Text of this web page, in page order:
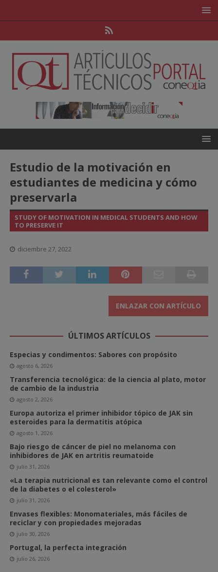
Estudio de la motivación en
estudiantes de medicina y cómo
preservarla
STUDY OF MOTIVATION IN MEDICAL STUDENTS AND HOW
TO PRESERVE IT
diciembre 27, 2022
ENLAZAR CON ARTÍCULO
ÚLTIMOS ARTÍCULOS
Especias y condimentos: Sabores con propósito
agosto 6, 2026
Transferencia tecnológica: de la ciencia al plato, motor
de cambio de la industria
agosto 2, 2026
Europa autoriza el primer inhibidor tópico de JAK sin
esteroides para la dermatitis atópica
agosto 1, 2026
Bajo riesgo de cáncer de piel no melanoma con
inhibidores de JAK en artritis reumatoide
julio 31, 2026
«La terapia nutricional es tan relevante como el control
de la diabetes o el colesterol»
julio 31, 2026
Envases flexibles: Monomateriales, más fáciles de
reciclar y con propiedades mejoradas
julio 30, 2026
Portugal, la perfecta integración
julio 26, 2026